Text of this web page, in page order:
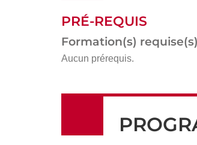
PRÉ-REQUIS
Formation(s) requise(s)
Aucun prérequis.